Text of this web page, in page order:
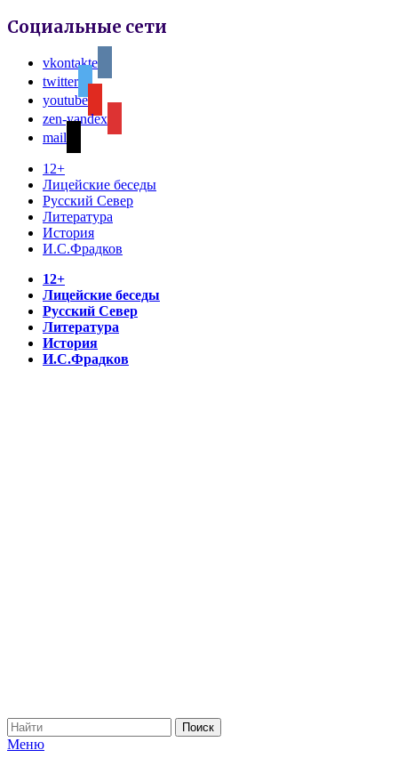
Социальные сети
vkontakte
twitter
youtube
zen-yandex
mail
12+
Лицейские беседы
Русский Север
Литература
История
И.С.Фрадков
12+
Лицейские беседы
Русский Север
Литература
История
И.С.Фрадков
Меню